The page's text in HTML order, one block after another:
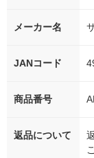
メーカー名
JANコード
商品番号
返品について